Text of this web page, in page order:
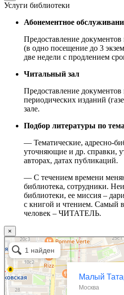
Услуги библиотеки
Абонементное
Предоставление
(в одно посещение до 3
две недели с продлением
Читальный зал
Предоставление
периодических изданий
зале.
Подбор литературы по
— Тематические, адресно-
уточняющие и др. справки,
авторах, датах публикаций.
— С течением времени
библиотека, сотрудники.
библиотеки, ее миссия –
с книгой и чтением. Самый
человек – ЧИТАТЕЛЬ.
×
Москва
Малый Татарский переулок, 8 на карте
Яндекс.Карты